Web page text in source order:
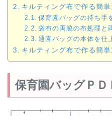
キルティング布で作る簡
保育園バッグの持ち手
袋布の両脇の布処理と
通園バッグの本体を仕
キルティング布で作る簡
保育園バッグＰＤ